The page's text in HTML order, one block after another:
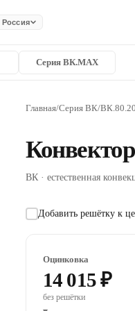
Россия
Серия ВК.MAX
Главная/Серия ВК/
ВК · естественная
Добавить решётку к
Оцинковка
14 015 ₽
без решётки